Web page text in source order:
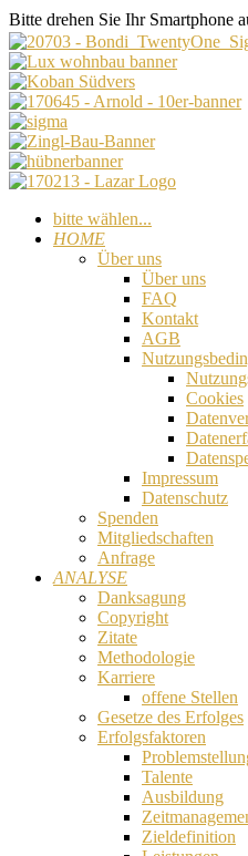
Bitte drehen Sie Ihr Smartphone
bitte wählen...
HOME
Über uns
Über uns
FAQ
Kontakt
AGB
Cookies
Impressum
Datenschutz
Spenden
Mitgliedschaften
Anfrage
ANALYSE
Danksagung
Copyright
Zitate
Methodologie
Karriere
offene Stellen
Gesetze des Erfolges
Erfolgsfaktoren
Talente
Ausbildung
Zieldefinition